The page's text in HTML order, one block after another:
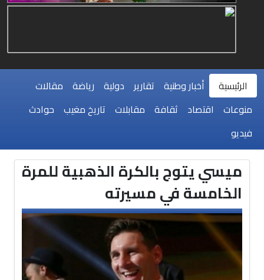
الرئيسية أخبار وطنية تقارير دولية رياضة مقالات
منوعات اقتصاد ثقافة مقابلات تاريخ مغيب حوادث
فيديو
ميسي يتوج بالكرة الذهبية للمرة
الخامسة في مسيرته